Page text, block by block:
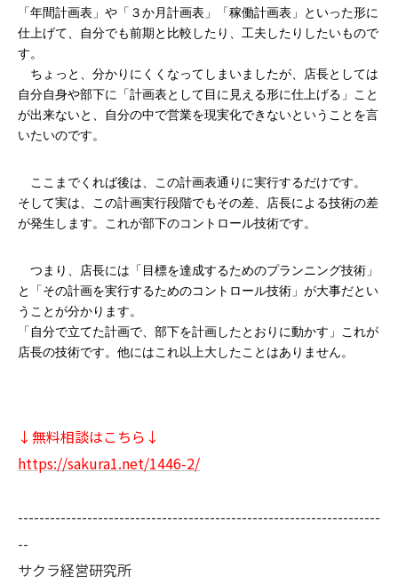
「年間計画表」や「３か月計画表」「稼働計画表」といった形に
仕上げて、自分でも前期と比較したり、工夫したりしたいもので
す。
ちょっと、分かりにくくなってしまいましたが、店長としては
自分自身や部下に「計画表として目に見える形に仕上げる」こと
が出来ないと、自分の中で営業を現実化できないということを言
いたいのです。
ここまでくれば後は、この計画表通りに実行するだけです。
そして実は、この計画実行段階でもその差、店長による技術の差
が発生します。これが部下のコントロール技術です。
つまり、店長には「目標を達成するためのプランニング技術」
と「その計画を実行するためのコントロール技術」が大事だとい
うことが分かります。
「自分で立てた計画で、部下を計画したとおりに動かす」これが
店長の技術です。他にはこれ以上大したことはありません。
↓無料相談はこちら↓
https://sakura1.net/1446-2/
--------------------------------------------------------------------
--
サクラ経営研究所